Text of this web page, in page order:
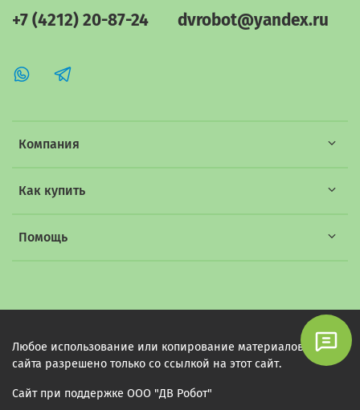
Компания
Как купить
Помощь
+7 (4212) 20-87-24 dvrobot@yandex.ru
Любое использование или копирование материалов этого
сайта разрешено только со ссылкой на этот сайт.
Сайт при поддержке ООО "ДВ Робот"